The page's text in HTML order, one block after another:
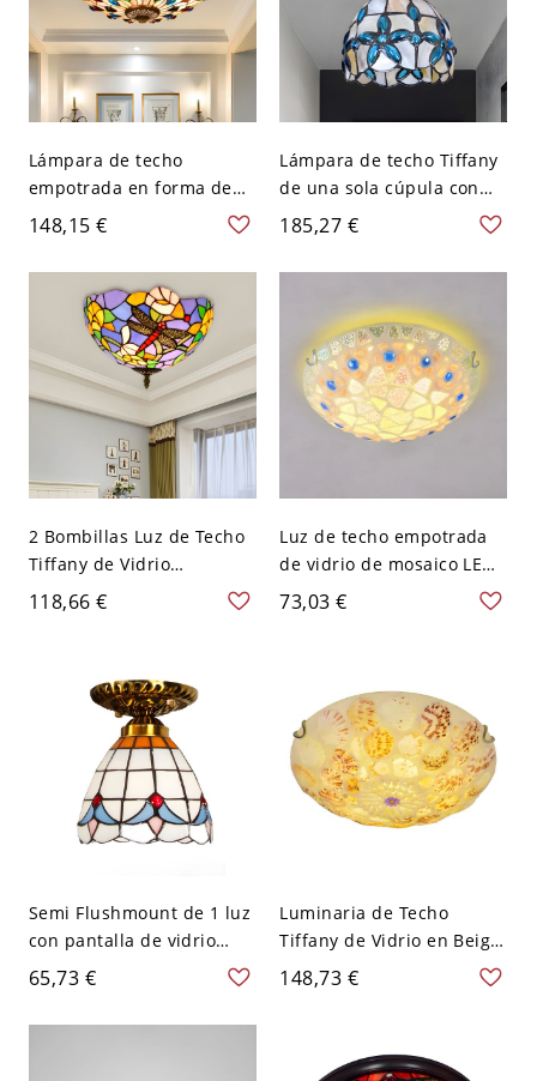
Lámpara de techo
empotrada en forma de
cesta con vidrio cortado
Tiffany, 3 bombillas, color
beige con gemas de
cabujón, 16" de ancho
148,15 €
Lámpara de techo Tiffany
de una sola cúpula con
carcasa de latón y
decoración de joyas,
montaje empotrado,
185,27 €
2 Bombillas Luz de Techo
Tiffany de Vidrio
Luminaria de Techo de
Cuenco con Base en Latón
118,66 €
Luz de techo empotrada
de vidrio de mosaico LED,
cúpula beige
mediterránea - 110 A 120
73,03 €
Semi Flushmount de 1 luz
con pantalla de vidrio
colorido estilo Tiffany,
interior - Blanco 110 A 120
V
65,73 €
Luminaria de Techo
Tiffany de Vidrio en Beige
Lámpara de Techo de
Cuenco para Dormitorio -
148,73 €